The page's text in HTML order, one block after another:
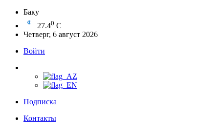
Баку
27.40 C
Четверг, 6 август 2026
Войти
Подписка
Контакты